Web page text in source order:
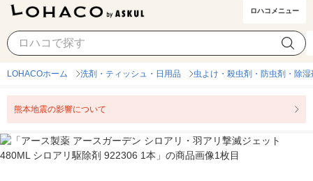
ロハコメニュー
LOHACOホーム 洗剤・ティッシュ・日用品 虫よけ・殺虫剤・防虫剤・除湿
熊本地震の影響について